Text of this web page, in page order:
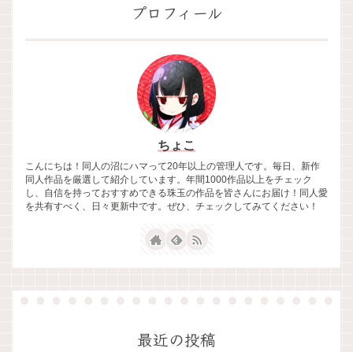
プロフィール
ちょこ
こんにちは！同人の沼にハマって20年以上の管理人です。毎日、新作
同人作品を厳選して紹介しています。年間1000作品以上をチェック
し、自信を持っておすすめできる珠玉の作品を皆さんにお届け！同人愛
を共有すべく、日々更新中です。ぜひ、チェックしてみてください！
最近の投稿